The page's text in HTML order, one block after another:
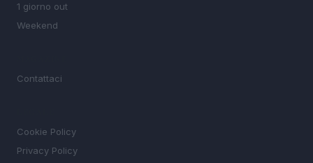
1 giorno out
Weekend
Contattaci
Cookie Policy
Privacy Policy